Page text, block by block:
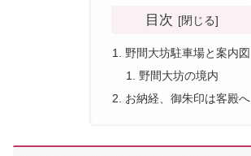
目次
野間大坊駐車場と案内図
野間大坊の境内
お納経、御朱印は客殿へ